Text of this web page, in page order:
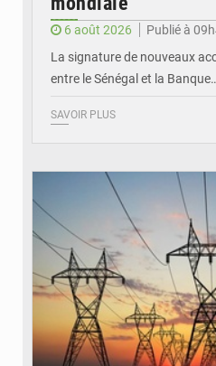
6 août 2026
Publié à
La signature de nouveaux
entre le Sénégal et la
SAVOIR PLUS